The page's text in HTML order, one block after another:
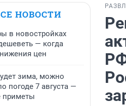
НОВОСТИ
в новостройках
— когда
цен
зима, можно
погоде 7 августа —
приметы